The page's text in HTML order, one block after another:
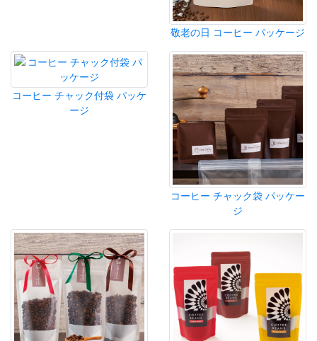
敬老の日 コーヒー パッケージ
コーヒー チャック付袋 パッケ
ージ
コーヒー チャック袋 パッケー
ジ